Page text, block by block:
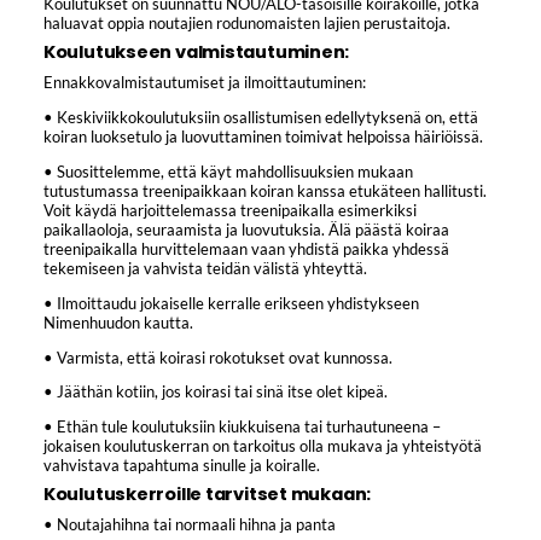
Koulutukset on suunnattu NOU/ALO-tasoisille koirakoille, jotka
haluavat oppia noutajien rodunomaisten lajien perustaitoja.
Koulutukseen valmistautuminen:
Ennakkovalmistautumiset ja ilmoittautuminen:
• Keskiviikkokoulutuksiin osallistumisen edellytyksenä on, että
koiran luoksetulo ja luovuttaminen toimivat helpoissa häiriöissä.
• Suosittelemme, että käyt mahdollisuuksien mukaan
tutustumassa treenipaikkaan koiran kanssa etukäteen hallitusti.
Voit käydä harjoittelemassa treenipaikalla esimerkiksi
paikallaoloja, seuraamista ja luovutuksia. Älä päästä koiraa
treenipaikalla hurvittelemaan vaan yhdistä paikka yhdessä
tekemiseen ja vahvista teidän välistä yhteyttä.
• Ilmoittaudu jokaiselle kerralle erikseen yhdistykseen
Nimenhuudon kautta.
• Varmista, että koirasi rokotukset ovat kunnossa.
• Jääthän kotiin, jos koirasi tai sinä itse olet kipeä.
• Ethän tule koulutuksiin kiukkuisena tai turhautuneena –
jokaisen koulutuskerran on tarkoitus olla mukava ja yhteistyötä
vahvistava tapahtuma sinulle ja koiralle.
Koulutuskerroille tarvitset mukaan:
• Noutajahihna tai normaali hihna ja panta